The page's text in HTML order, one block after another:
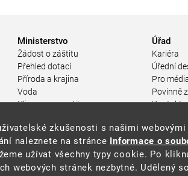
Ministerstvo
Žádost o záštitu
Přehled dotací
Příroda a krajina
Voda
Klima a energetika
Odpadové hospodářství
Rizika pro životní prostředí
Stav životního prostředí
Environmentální nástroje
Úřad
Kariéra
Úřední
Pro
Povinně
Kontakty
(PDF,
zkušenosti s našimi
naleznete na stránce Informace o
užívat všechny typy cookie. Po
webových stránek nezbytné. Udělený